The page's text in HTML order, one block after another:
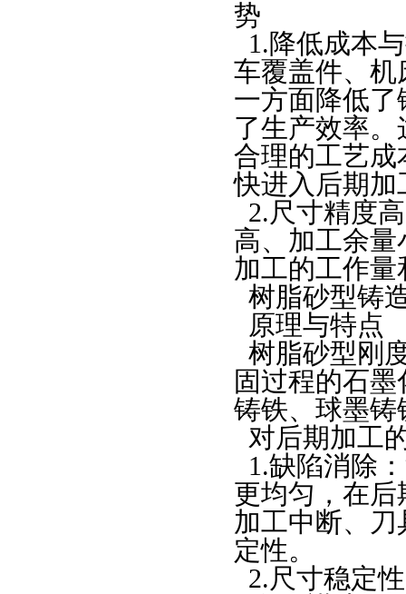
势
1.降低成本
车覆盖件、 机
一方面降低
了生产效率
合理的工艺成
快进入后期加
2.尺寸精度
高、加工余
加工的工作
树脂砂型铸
原理与特点
树脂砂型刚
固过程的石
铸铁、球墨铸
对后期加工
1.缺陷消除
更均匀，在
加工中断、
定性。
2.尺寸稳定